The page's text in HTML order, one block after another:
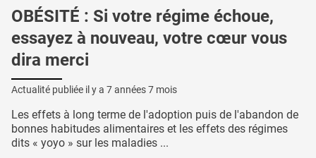
OBÉSITÉ : Si votre régime échoue,
essayez à nouveau, votre cœur vous
dira merci
Actualité publiée il y a 7 années 7 mois
Les effets à long terme de l'adoption puis de l'abandon de
bonnes habitudes alimentaires et les effets des régimes
dits « yoyo » sur les maladies ...